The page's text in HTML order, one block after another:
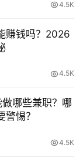
4.5K
赚钱吗？2026
4.5K
哪些兼职？哪
惕？
4.5K